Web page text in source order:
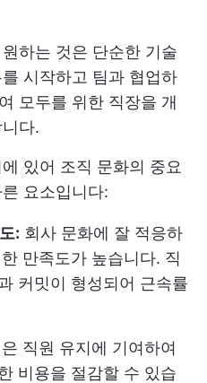
하는 것은 단순한 기술
시작하고 팀과 협업하
모두를 위한 직장을 개
다.
있어 조직 문화의 중요
요소입니다:
: 회사 문화에 잘 적응하
만족도가 높습니다. 직
커밋이 형성되어 근속률
직원 유지에 기여하여
비용을 절감할 수 있습